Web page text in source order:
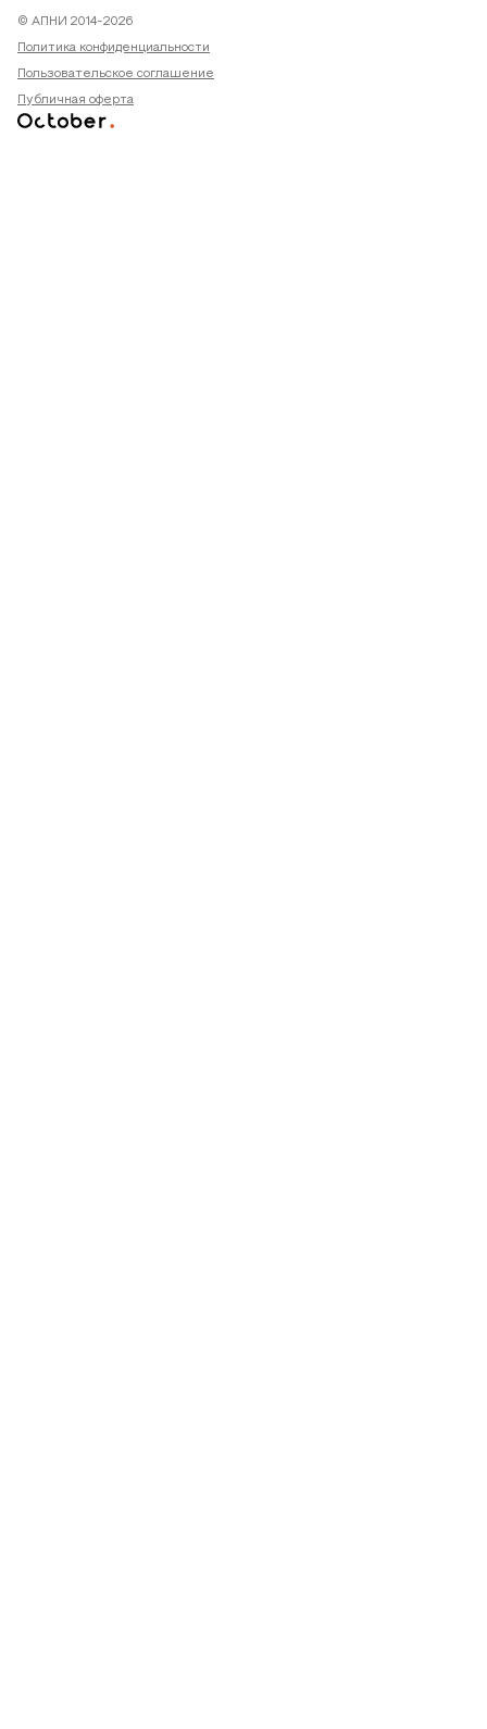
© АПНИ 2014-2026
Политика конфиденциальности
Пользовательское соглашение
Публичная оферта